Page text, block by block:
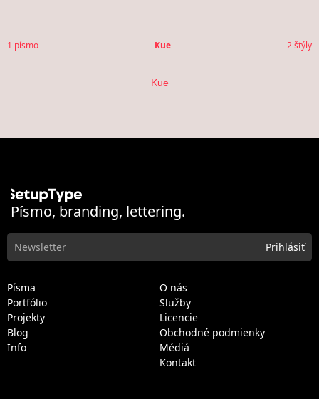
1 písmo Kue 2 štýly
Kue
Písmo, branding, lettering.
Písma
Portfólio
Projekty
Blog
Info
O nás
Služby
Licencie
Obchodné podmienky
Médiá
Kontakt